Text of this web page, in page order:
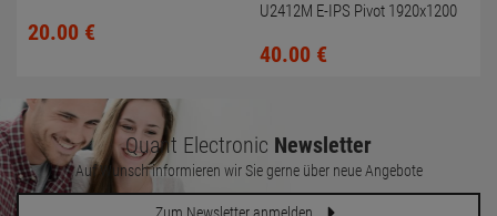
20.00 €
U2412M E-IPS Pivot 1920x1200
40.00 €
Quant Electronic Newsletter
Auf Wunsch informieren wir Sie gerne über neue Angebote